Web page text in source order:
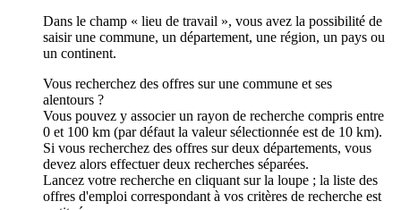
Dans le champ « lieu de travail », vous avez la possibilité de
saisir une commune, un département, une région, un pays ou
un continent.
Vous recherchez des offres sur une commune et ses
alentours ?
Vous pouvez y associer un rayon de recherche compris entre
0 et 100 km (par défaut la valeur sélectionnée est de 10 km).
Si vous recherchez des offres sur deux départements, vous
devez alors effectuer deux recherches séparées.
Lancez votre recherche en cliquant sur la loupe ; la liste des
offres d'emploi correspondant à vos critères de recherche est